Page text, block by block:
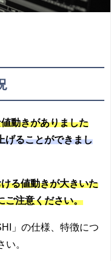
動きがありました
げることができまし
る値動きが大きいた
ご注意ください。
」の仕様、特徴につ
い。